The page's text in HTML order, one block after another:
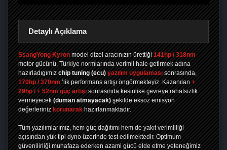
Detaylı Açıklama
SsangYong Kyron model dizel aracınızın ürettiği 141hp / 318nm
motor gücünü, Türkiye normlarında verimli hale getirmek adına
hazırladıgımız chip tuning (ecu) yazılım uygulaması sonrasında,
170hp / 370nm ’lik performans artışı öngörmekteyiz. Kazanılan +
29hp / + 52nm güç artışı sonrasında kesinlike çevreye rahatsızlık
vermeyecek (duman atmayacak) şekilde eksoz emisyon
değerleriniz korunarak hazırlanmaktadır.
Tüm yazılımlarımız, hem güç dağıtımı hem de yakıt verimliliği
açısından yük tipi dyno üzerinde test edilmektedir. Optimum
güvenilirliği muhafaza ederken azami gücü elde etme yeteneğimiz